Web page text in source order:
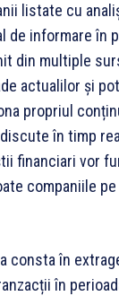
listate cu
informare în
din multiple
actualilor și
propriul
în timp
financiari vor
companiile
consta în
în